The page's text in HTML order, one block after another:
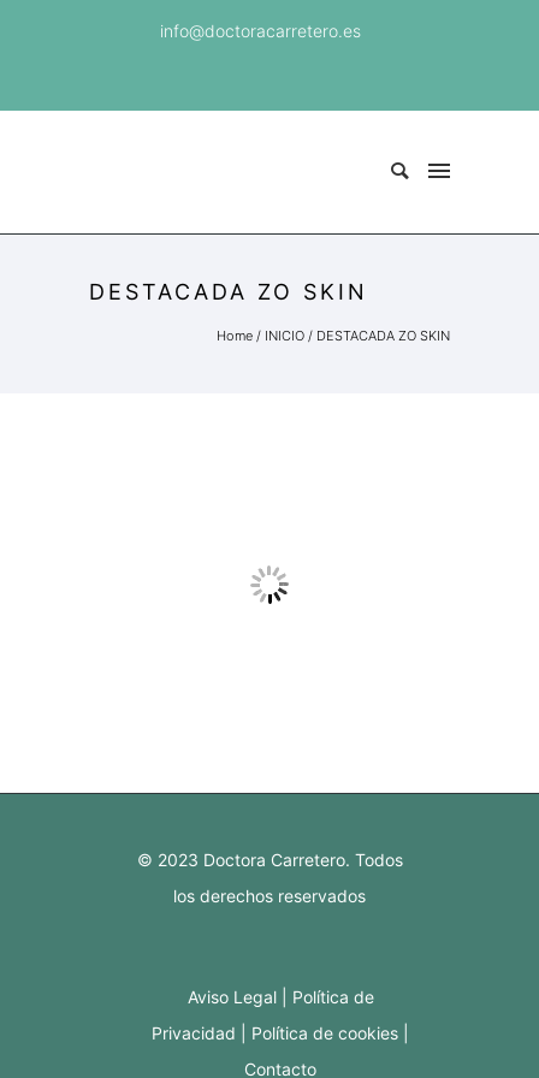
info@doctoracarretero.es
DESTACADA ZO SKIN
Home / INICIO / DESTACADA ZO SKIN
© 2023 Doctora Carretero. Todos
los derechos reservados
Aviso Legal
Política de
Privacidad
Política de cookies
Contacto